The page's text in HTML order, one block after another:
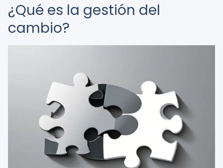
¿Qué es la gestión del
cambio?